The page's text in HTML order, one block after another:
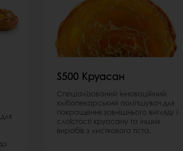
S500 Круасан
Спеціалізований інноваційний
хлібопекарський поліпшувач для
покращення зовнішнього вигляду і
слоїстості круасану та інших
виробів з листкового тіста.